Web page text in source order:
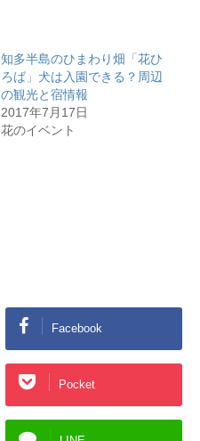
知多半島のひまわり畑「花ひ
ろば」犬は入園できる？周辺
の観光と宿情報
2017年7月17日
花のイベント
Facebook
Pocket